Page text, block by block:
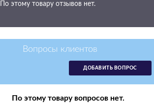
По этому товару отзывов нет.
ДОБАВИТЬ ВОПРОС
Вопросы клиентов
По этому товару вопросов нет.